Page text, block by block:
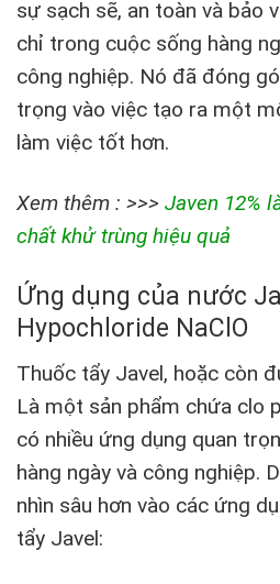
sự sạch sẽ, an toàn và bảo
chỉ trong cuộc sống hàng
công nghiệp. Nó đã đóng
trọng vào việc tạo ra một
làm việc tốt hơn.
Xem thêm : >>> Javen 12%
chất khử trùng hiệu quả
Ứng dụng của nước
Hypochloride NaClO
Thuốc tẩy Javel, hoặc còn
Là một sản phẩm chứa clo
có nhiều ứng dụng quan
hàng ngày và công nghiệp.
nhìn sâu hơn vào các ứng
tẩy Javel: